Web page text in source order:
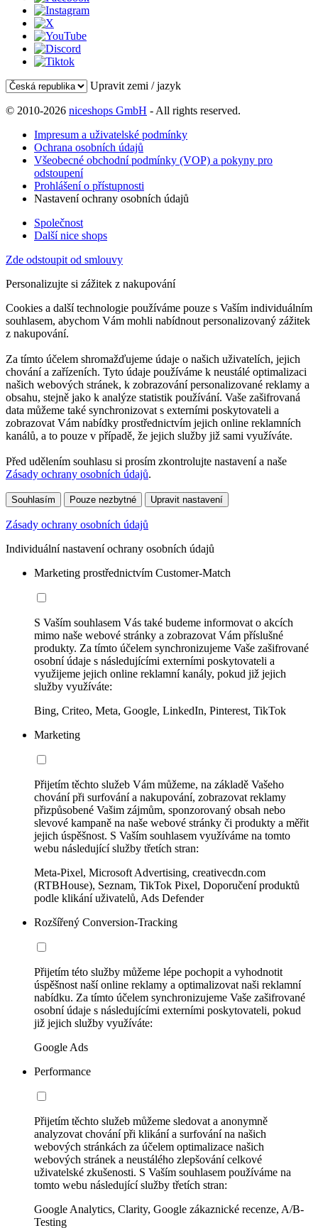
Upravit zemi / jazyk
© 2010-2026 niceshops GmbH - All rights reserved.
Impresum a uživatelské podmínky
Ochrana osobních údajů
Všeobecné obchodní podmínky (VOP) a pokyny pro
odstoupení
Prohlášení o přístupnosti
Nastavení ochrany osobních údajů
Společnost
Další nice shops
Zde odstoupit od smlouvy
Personalizujte si zážitek z nakupování
Cookies a další technologie používáme pouze s Vaším individuálním
souhlasem, abychom Vám mohli nabídnout personalizovaný zážitek
z nakupování.
Za tímto účelem shromažďujeme údaje o našich uživatelích, jejich
chování a zařízeních. Tyto údaje používáme k neustálé optimalizaci
našich webových stránek, k zobrazování personalizované reklamy a
obsahu, stejně jako k analýze statistik používání. Vaše zašifrovaná
data můžeme také synchronizovat s externími poskytovateli a
zobrazovat Vám nabídky prostřednictvím jejich online reklamních
kanálů, a to pouze v případě, že jejich služby již sami využíváte.
Před udělením souhlasu si prosím zkontrolujte nastavení a naše
Zásady ochrany osobních údajů.
Souhlasím Pouze nezbytné Upravit nastavení
Zásady ochrany osobních údajů
Individuální nastavení ochrany osobních údajů
Marketing prostřednictvím Customer-Match
S Vaším souhlasem Vás také budeme informovat o akcích
mimo naše webové stránky a zobrazovat Vám příslušné
produkty. Za tímto účelem synchronizujeme Vaše zašifrované
osobní údaje s následujícími externími poskytovateli a
využijeme jejich online reklamní kanály, pokud již jejich
služby využíváte:
Bing, Criteo, Meta, Google, LinkedIn, Pinterest, TikTok
Marketing
Přijetím těchto služeb Vám můžeme, na základě Vašeho
chování při surfování a nakupování, zobrazovat reklamy
přizpůsobené Vašim zájmům, sponzorovaný obsah nebo
slevové kampaně na naše webové stránky či produkty a měřit
jejich úspěšnost. S Vaším souhlasem využíváme na tomto
webu následující služby třetích stran:
Meta-Pixel, Microsoft Advertising, creativecdn.com
(RTBHouse), Seznam, TikTok Pixel, Doporučení produktů
podle klikání uživatelů, Ads Defender
Rozšířený Conversion-Tracking
Přijetím této služby můžeme lépe pochopit a vyhodnotit
úspěšnost naší online reklamy a optimalizovat naši reklamní
nabídku. Za tímto účelem synchronizujeme Vaše zašifrované
osobní údaje s následujícími externími poskytovateli, pokud
již jejich služby využíváte:
Google Ads
Performance
Přijetím těchto služeb můžeme sledovat a anonymně
analyzovat chování při klikání a surfování na našich
webových stránkách za účelem optimalizace našich
webových stránek a neustálého zlepšování celkové
uživatelské zkušenosti. S Vaším souhlasem používáme na
tomto webu následující služby třetích stran:
Google Analytics, Clarity, Google zákaznické recenze, A/B-
Testing